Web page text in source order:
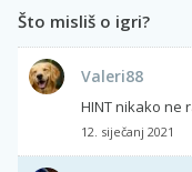
Što misliš o igri?
Valeri88
HINT nikako ne
12. siječanj 2021